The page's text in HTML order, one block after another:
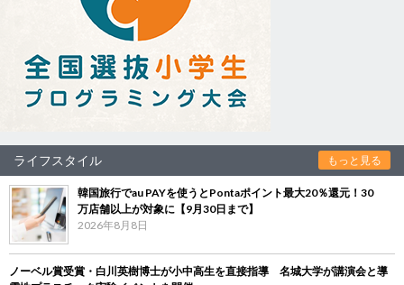
ライフスタイル もっと見る
韓国旅行でau PAYを使うとPontaポイント最大20％還元！30
万店舗以上が対象に【9月30日まで】
2026年8月8日
ノーベル賞受賞・白川英樹博士が小中高生を直接指導 名城大学が講演会と導